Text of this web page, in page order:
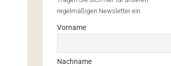
regelmäßigen Newsletter ein
Vorname
Nachname